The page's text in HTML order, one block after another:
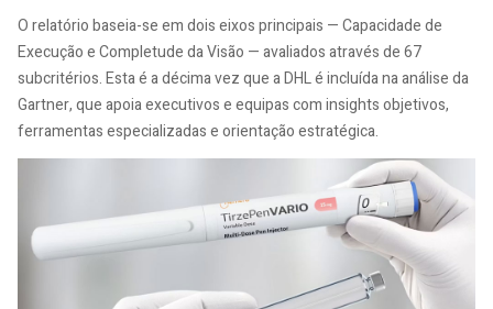
O relatório baseia-se em dois eixos principais — Capacidade de
Execução e Completude da Visão — avaliados através de 67
subcritérios. Esta é a décima vez que a DHL é incluída na análise da
Gartner, que apoia executivos e equipas com insights objetivos,
ferramentas especializadas e orientação estratégica.